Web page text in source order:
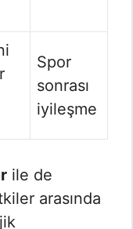
Spor
sonrası
iyileşme
ile de
arasında